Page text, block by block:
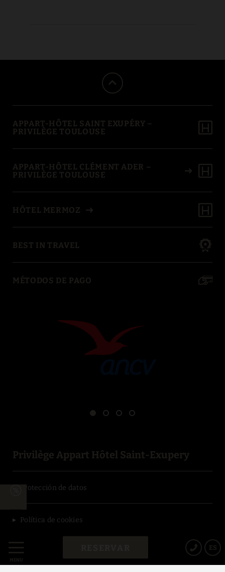
MENÚ
ES
APPART-HÔTEL SAINT EXUPÉRY –
PRIVILÈGE TOULOUSE
APPART-HÔTEL CLÉMENT ADER –
PRIVILÈGE TOULOUSE
HÔTEL MERMOZ
BEST IN TRAVEL
MÉTODOS DE PAGO
Privilège Appart Hôtel Saint-Exupery
Protección de datos
Política de cookies
Aviso legal